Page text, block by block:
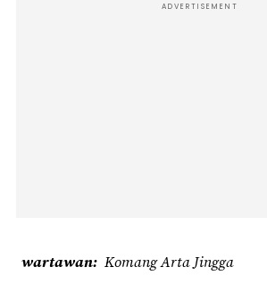
ADVERTISEMENT
wartawan Komang Arta Jingga